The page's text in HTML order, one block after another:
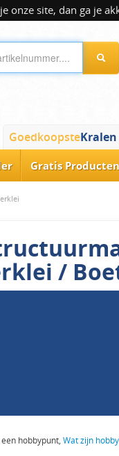
onze site, dan ga je
GoedkoopsteKralen
Gratis Producten
/
hobbypunt,Wat zijn